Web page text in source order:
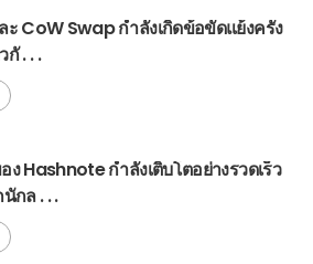
ะ CoW Swap กำลังเกิดข้อขัดแย้งครั้ง
. . .
ง Hashnote กำลังเติบโตอย่างรวดเร็ว
กล . . .